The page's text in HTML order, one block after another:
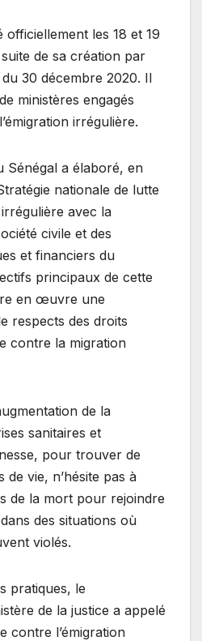
officiellement les 18 et 19
de sa création par
30 décembre 2020. Il
ministères engagés
irrégulière.
Sénégal a élaboré, en
nationale de lutte
avec la
civile et des
et financiers du
principaux de cette
en œuvre une
respects des droits
contre la migration
de la
sanitaires et
pour trouver de
de vie, n’hésite pas à
de la mort pour rejoindre
des situations où
violés.
pratiques, le
de la justice a appelé
contre l’émigration